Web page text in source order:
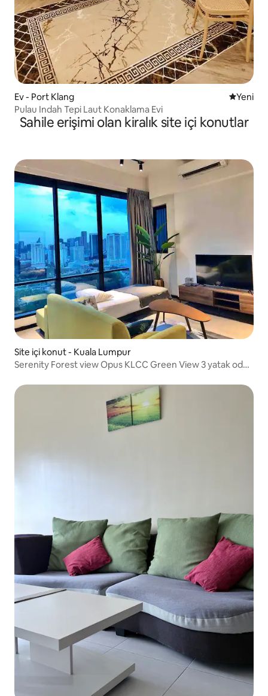
Ev - Port Klang Yeni
Yeni
Pulau Indah Tepi Laut Konaklama Evi
Sahile erişimi olan kiralık site içi konutlar
Site içi konut - Kuala Lumpur
Serenity Forest view Opus KLCC Green View 3 yatak odası